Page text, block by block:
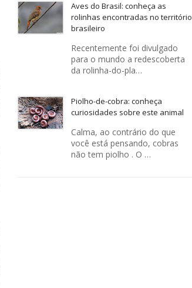
Aves do Brasil: conheça as
rolinhas encontradas no território
brasileiro
Recentemente foi divulgado
para o mundo a redescoberta
da rolinha-do-pla…
Piolho-de-cobra: conheça
curiosidades sobre este animal
Calma, ao contrário do que
você está pensando, cobras
não tem piolho . O …